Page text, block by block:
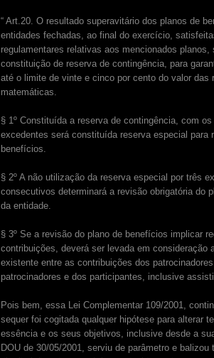
“ Art.20. O resultado superavitário dos planos de
entidades fechadas, ao final do exercício,
regulamentares relativas aos mencionados planos,
constituição de reserva de contingência, para
até o limite de vinte e cinco por cento do valor das
matemáticas.
§ 1º Constituída a reserva de contingência, com os
excedentes será constituída reserva especial para
benefícios.
§ 2º A não utilização da reserva especial por três
consecutivos determinará a revisão obrigatória do
da entidade.
§ 3º Se a revisão do plano de benefícios implicar
contribuições, deverá ser levada em consideração
existente entre as contribuições dos
patrocinadores e dos participantes, inclusive
Pois bem, essa Lei Complementar 109/2001,
sequer foi cogitada qualquer hipótese para alterar
essência e os seus objetivos, inclusive desde a
DOU de 30/05/2001, serviu de parâmetro e balizou